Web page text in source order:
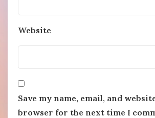
Website
Save my name, email, and
browser for the next time I